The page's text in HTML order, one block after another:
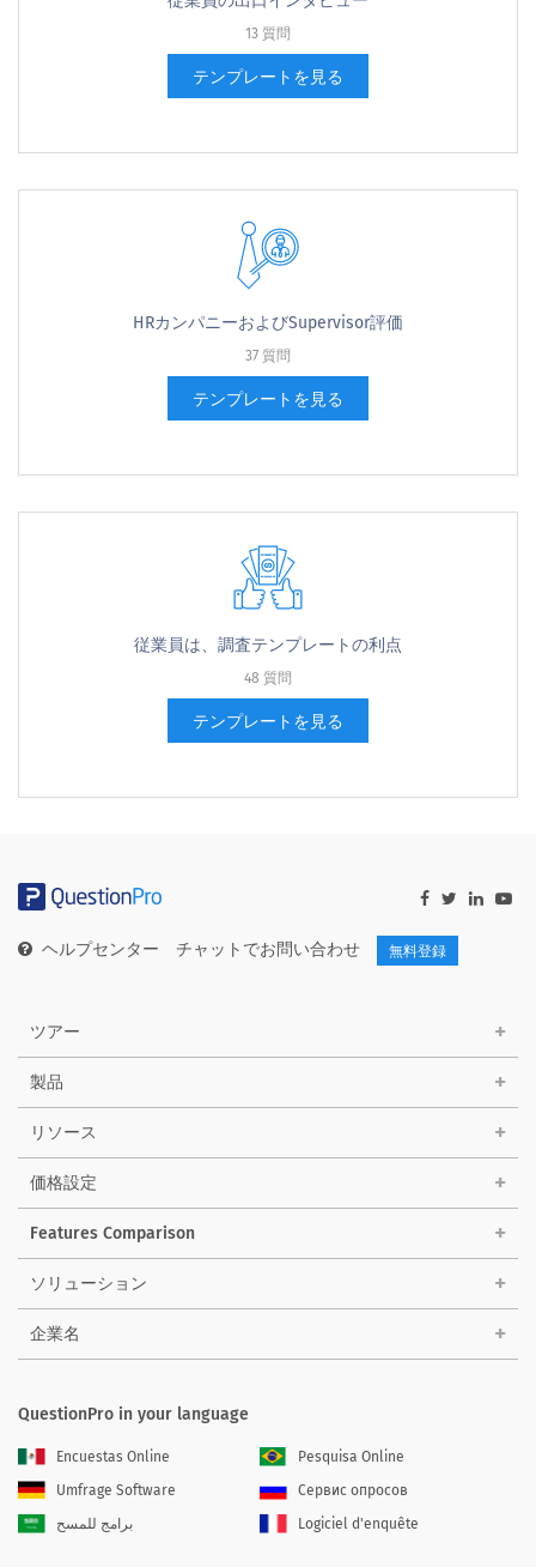
13 質問
テンプレートを見る
HRカンパニーおよびSupervisor評価
37 質問
テンプレートを見る
従業員は、調査テンプレートの利点
48 質問
テンプレートを見る
ヘルプセンター チャットでお問い合わせ 無料登録
ツアー
製品
リソース
価格設定
Features Comparison
ソリューション
企業名
QuestionPro in your language
Encuestas Online
Pesquisa Online
Umfrage Software
Сервис опросов
برامج للمسح
Logiciel d'enquête